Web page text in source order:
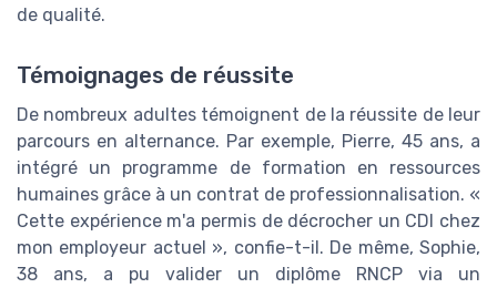
de qualité.
Témoignages de réussite
De nombreux adultes témoignent de la réussite de leur
parcours en alternance. Par exemple, Pierre, 45 ans, a
intégré un programme de formation en ressources
humaines grâce à un contrat de professionnalisation. «
Cette expérience m'a permis de décrocher un CDI chez
mon employeur actuel », confie-t-il. De même, Sophie,
38 ans, a pu valider un diplôme RNCP via un